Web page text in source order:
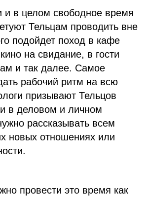
в целом свободное время
Тельцам проводить вне
подойдет поход в кафе
на свидание, в гости
и так далее. Самое
рабочий ритм на всю
призывают Тельцов
в деловом и личном
рассказывать всем
новых отношениях или
провести это время как